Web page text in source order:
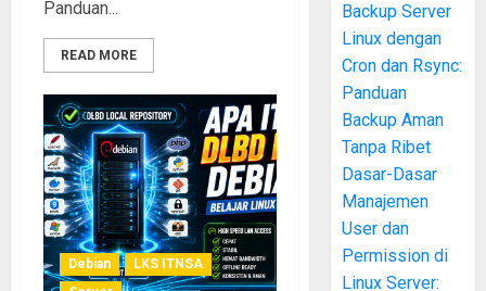
Panduan...
READ MORE
Debian
LKS ITNSA
Backup Server
Linux dengan
Cron dan Rsync:
Panduan
Backup Aman
Tanpa Ribet
Dasar-Dasar
Manajemen
User dan
Permission di
Linux Server: